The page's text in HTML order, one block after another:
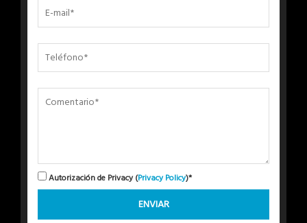
Autorización de Privacy (Privacy Policy)*